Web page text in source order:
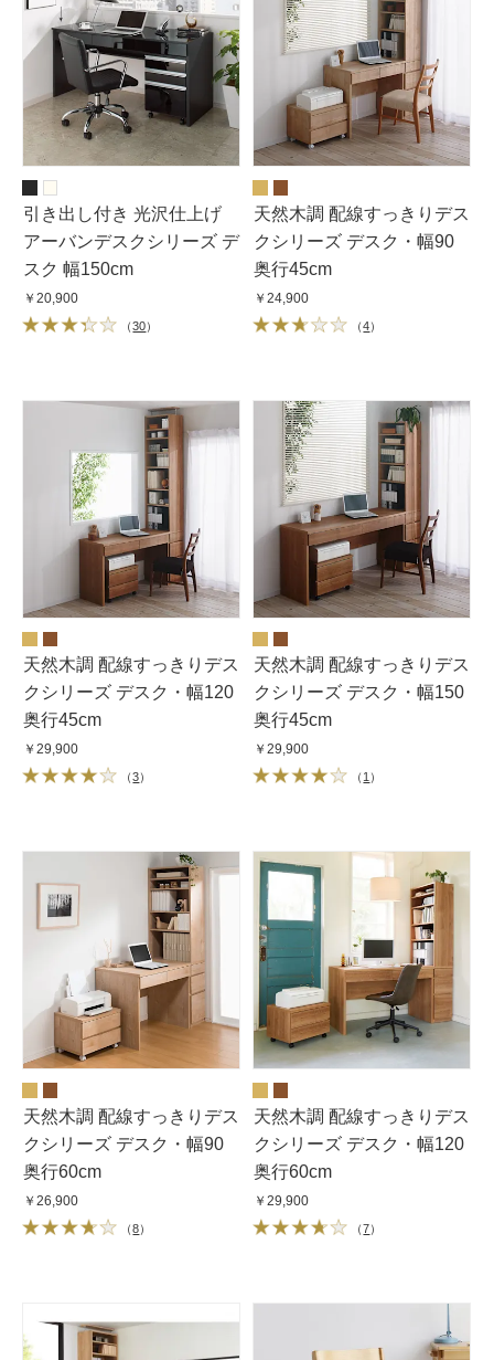
引き出し付き 光沢仕上げ
アーバンデスクシリーズ デ
スク 幅150cm
￥20,900
（30）
天然木調 配線すっきりデス
クシリーズ デスク・幅90
奥行45cm
￥24,900
（4）
天然木調 配線すっきりデス
クシリーズ デスク・幅120
奥行45cm
￥29,900
（3）
天然木調 配線すっきりデス
クシリーズ デスク・幅150
奥行45cm
￥29,900
（ 1 ）
天然木調 配線すっきりデス
クシリーズ デスク・幅90
奥行60cm
￥26,900
（8）
天然木調 配線すっきりデス
クシリーズ デスク・幅120
奥行60cm
￥29,900
（7）